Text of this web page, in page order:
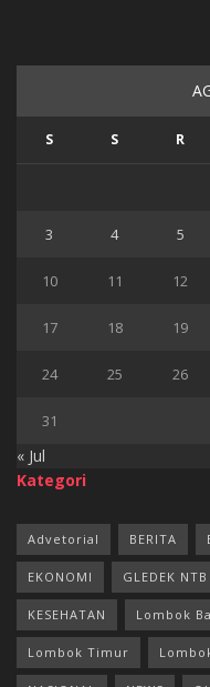
S S R
3 4 5
10 11 12
17 18 19
24 25 26
31
« Jul
Kategori
Advetorial BERITA
EKONOMI GLEDEK NTB
KESEHATAN Lombok
Lombok Timur